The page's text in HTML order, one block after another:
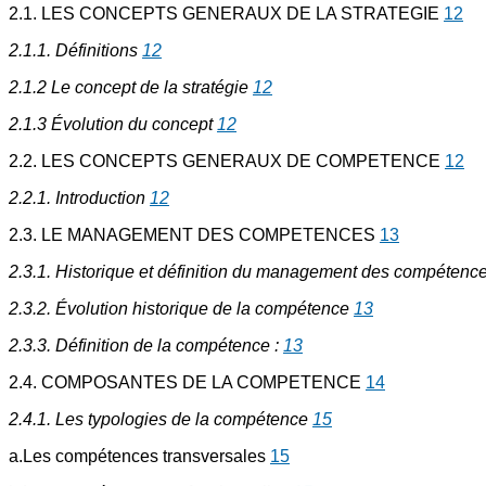
2.1. LES CONCEPTS GENERAUX DE LA STRATEGIE 12
2.1.1. Définitions 12
2.1.2 Le concept de la stratégie 12
2.1.3 Évolution du concept 12
2.2. LES CONCEPTS GENERAUX DE COMPETENCE 12
2.2.1. Introduction 12
2.3. LE MANAGEMENT DES COMPETENCES 13
2.3.1. Historique et définition du management des
2.3.2. Évolution historique de la compétence 13
2.3.3. Définition de la compétence : 13
2.4. COMPOSANTES DE LA COMPETENCE 14
2.4.1. Les typologies de la compétence 15
a.Les compétences transversales 15